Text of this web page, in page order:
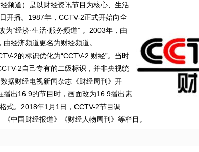
频道）是以财经资讯节目为核心、生活
开播。1987年，CCTV-2正式开始向全
“经济·生活·服务频道” 。2003年，由
经济频道更名为财经频道。
2的标识优化为“CCTV-2 财经”。当时
2自己专有的二级标识，并非央视统
据财经电视新闻杂志《财经周刊》开
出16:9的节目时，画面改为16:9播出素
式。2018年1月1日，CCTV-2节目调
中国财经报道》《财经人物周刊》等栏目。